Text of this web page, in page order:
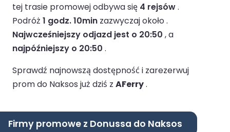
tej trasie promowej odbywa się 4 rejsów.
Podróż 1 godz. 10min zazwyczaj około .
Najwcześniejszy odjazd jest o 20:50 , a
najpóźniejszy o 20:50 .
Sprawdź najnowszą dostępność i zarezerwuj
prom do Naksos już dziś z AFerry.
Firmy promowe z Donussa do Naksos